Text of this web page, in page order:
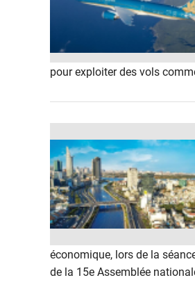
pour exploiter des vols
économique, lors de la
de la 15e Assemblée